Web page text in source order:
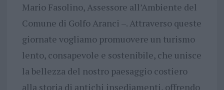
Mario Fasolino, Assessore all’Ambiente del
Comune di Golfo Aranci –. Attraverso queste
giornate vogliamo promuovere un turismo
lento, consapevole e sostenibile, che unisce
la bellezza del nostro paesaggio costiero
alla storia di antichi insediamenti, offrendo